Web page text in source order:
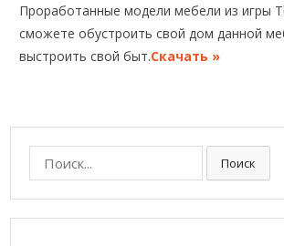
Проработанные модели мебели из игры
сможете обустроить свой дом данной
выстроить свой быт.Скачать »
о
и
с
Поиск